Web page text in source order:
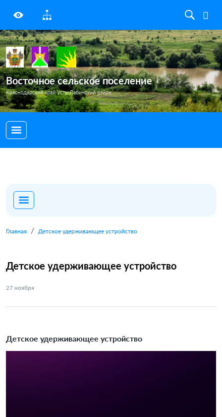
Восточное сельское поселение
Краснодарский край Усть-Лабинский район
Главная Детское удерживающее устройство
Детское удерживающее устройство
27 ноября
Детское удерживающее устройство